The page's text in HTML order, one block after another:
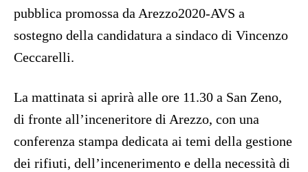
pubblica promossa da Arezzo2020-AVS a
sostegno della candidatura a sindaco di Vincenzo
Ceccarelli.
La mattinata si aprirà alle ore 11.30 a San Zeno,
di fronte all’inceneritore di Arezzo, con una
conferenza stampa dedicata ai temi della gestione
dei rifiuti, dell’incenerimento e della necessità di